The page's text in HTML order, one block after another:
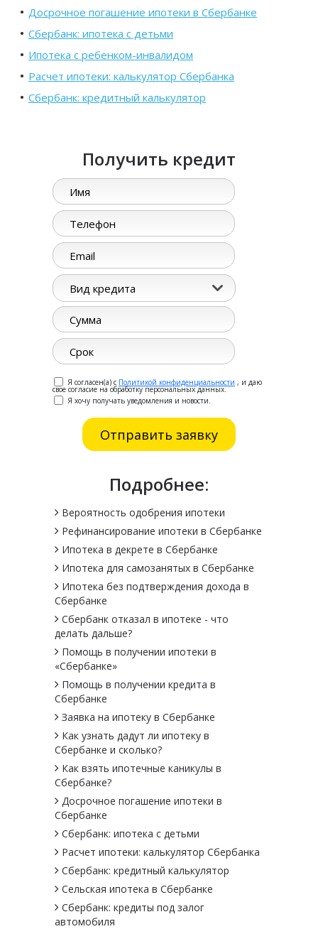
Досрочное погашение ипотеки в Сбербанке
Сбербанк: ипотека с детьми
Ипотека с ребенком-инвалидом
Расчет ипотеки: калькулятор Сбербанка
Сбербанк: кредитный калькулятор
Получить кредит
Вид кредита
Я согласен(а) с Политикой конфиденциальности , и даю
свое согласие на обработку персональных данных.
Я хочу получать уведомления и новости.
Подробнее:
Вероятность одобрения ипотеки
Рефинансирование ипотеки в Сбербанке
Ипотека в декрете в Сбербанке
Ипотека для самозанятых в Сбербанке
Ипотека без подтверждения дохода в
Сбербанке
Сбербанк отказал в ипотеке - что
делать дальше?
Помощь в получении ипотеки в
«Сбербанке»
Помощь в получении кредита в
Сбербанке
Заявка на ипотеку в Сбербанке
Как узнать дадут ли ипотеку в
Cбербанке и сколько?
Как взять ипотечные каникулы в
Сбербанке?
Досрочное погашение ипотеки в
Сбербанке
Сбербанк: ипотека с детьми
Расчет ипотеки: калькулятор Сбербанка
Сбербанк: кредитный калькулятор
Сельская ипотека в Сбербанке
Сбербанк: кредиты под залог
автомобиля